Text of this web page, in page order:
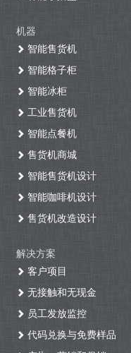
机器
智能售货机
智能格子柜
智能冰柜
工业售货机
智能点餐机
售货机商城
智能售货机设计
智能咖啡机设计
售货机改造设计
解决方案
客户项目
无接触和无现金
员工发放监控
代码兑换与免费样品